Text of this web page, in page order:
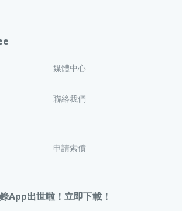
媒體中心
聯絡我們
申請索償
App出世啦！立即下載！